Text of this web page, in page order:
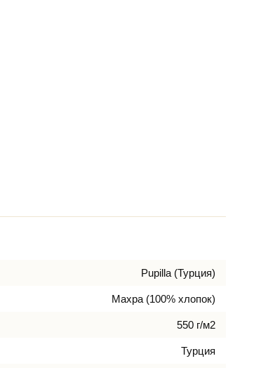
Pupilla (Турция)
Махра (100% хлопок)
550 г/м2
Турция